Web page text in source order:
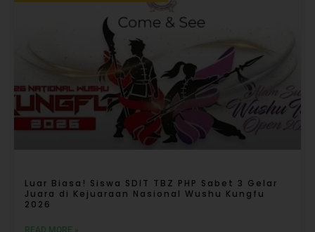
Luar Biasa! Siswa SDIT TBZ PHP Sabet 3 Gelar
Juara di Kejuaraan Nasional Wushu Kungfu
2026
READ MORE »